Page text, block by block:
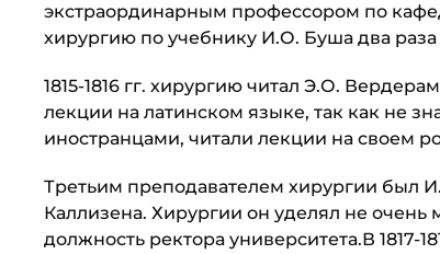
экстраординарным профессором по
хирургию по учебнику И.О. Буша два
1815-1816 гг. хирургию читал Э.О.
лекции на латинском языке, так как не
иностранцами, читали лекции на своем
Третьим преподавателем хирургии был
Каллизена. Хирургии он уделял не очень
должность ректора университета.В 1817-